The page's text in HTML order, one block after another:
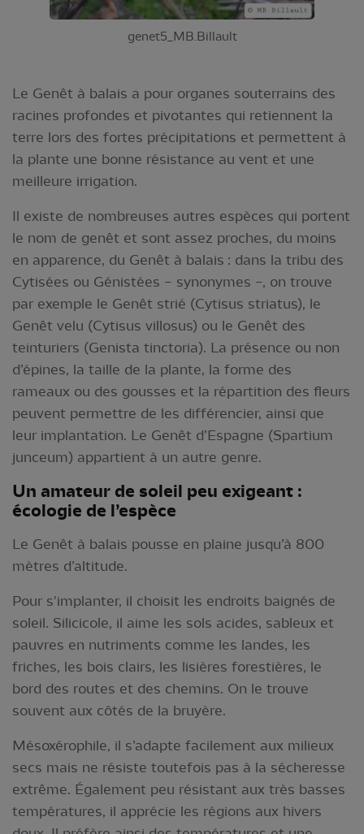
genet5_MB.Billault
Le Genêt à balais a pour organes souterrains des
racines profondes et pivotantes qui retiennent la
terre lors des fortes précipitations et permettent à
la plante une bonne résistance au vent et une
meilleure irrigation.
Il existe de nombreuses autres espèces qui portent
le nom de genêt et sont assez proches, du moins
en apparence, du Genêt à balais : dans la tribu des
Cytisées ou Génistées – synonymes –, on trouve
par exemple le Genêt strié (Cytisus striatus), le
Genêt velu (Cytisus villosus) ou le Genêt des
teinturiers (Genista tinctoria). La présence ou non
d’épines, la taille de la plante, la forme des
rameaux ou des gousses et la répartition des fleurs
peuvent permettre de les différencier, ainsi que
leur implantation. Le Genêt d’Espagne (Spartium
junceum) appartient à un autre genre.
Un amateur de soleil peu exigeant :
écologie de l’espèce
Le Genêt à balais pousse en plaine jusqu’à 800
mètres d’altitude.
Pour s'implanter, il choisit les endroits baignés de
soleil. Silicicole, il aime les sols acides, sableux et
pauvres en nutriments comme les landes, les
friches, les bois clairs, les lisières forestières, le
bord des routes et des chemins. On le trouve
souvent aux côtés de la bruyère.
Mésoxérophile, il s’adapte facilement aux milieux
secs mais ne résiste toutefois pas à la sécheresse
extrême. Également peu résistant aux très basses
températures, il apprécie les régions aux hivers